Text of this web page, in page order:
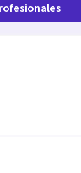
y parejas de